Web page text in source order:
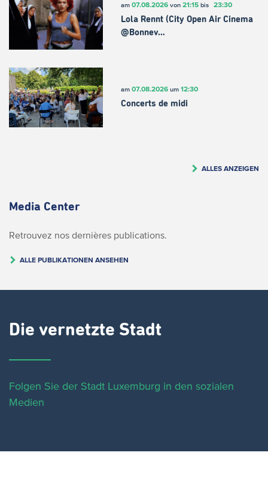
am 07.08.2026von 21:15bis 23:30
Lola Rennt (City Open Air Cinema
@Bonnev…
am 07.08.2026um 12:30
Concerts de midi
ALLES ANZEIGEN
Media Center
Retrouvez nos dernières publications.
ALLE PUBLIKATIONEN ANSEHEN
Die vernetzte Stadt
Folgen Sie der Stadt Luxemburg in den sozialen
Medien